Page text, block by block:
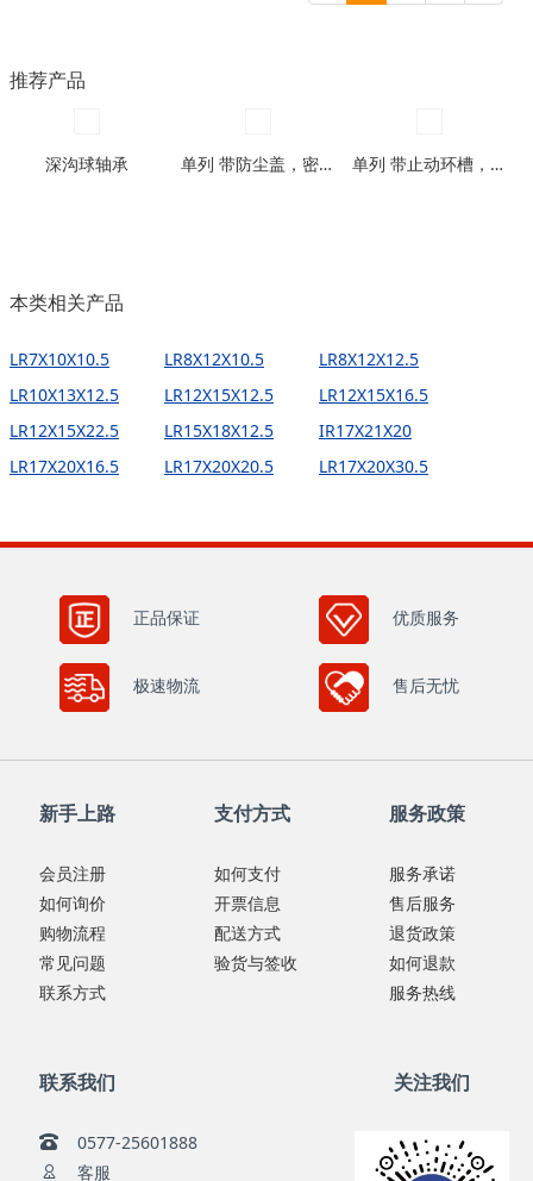
推荐产品
深沟球轴承 单列 带防尘盖，密封圈型 单列 带止动环槽，带止动环槽及防尘盖型
本类相关产品
LR7X10X10.5 LR8X12X10.5
LR8X12X12.5
LR10X13X12.5
LR12X15X12.5
LR12X15X16.5
LR12X15X22.5
LR15X18X12.5
IR17X21X20
LR17X20X16.5
LR17X20X20.5 LR17X20X30.5
正品保证 优质服务
极速物流 售后无忧
新手上路
会员注册
如何询价
购物流程
常见问题
联系方式
支付方式
如何支付
开票信息
配送方式
验货与签收
服务政策
服务承诺
售后服务
退货政策
如何退款
服务热线
联系我们
0577-25601888
客服
关注我们